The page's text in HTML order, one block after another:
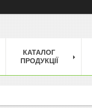
КАТАЛОГ
ПРОДУКЦІЇ